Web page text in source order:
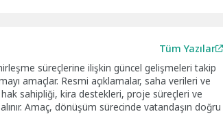
Tüm Yazılar
süreçlerine ilişkin güncel gelişmeleri takip
amaçlar. Resmi açıklamalar, saha verileri ve
sahipliği, kira destekleri, proje süreçleri ve
Amaç, dönüşüm sürecinde vatandaşın doğru